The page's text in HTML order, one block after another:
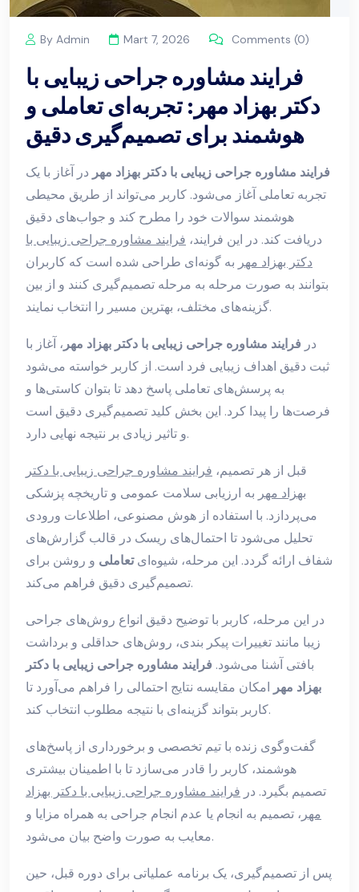
By Admin Mart 7, 2026 Comments (0)
فرایند مشاوره جراحی زیبایی با
دکتر بهزاد مهر: تجربه‌ای تعاملی و
هوشمند برای تصمیم‌گیری دقیق
فرایند مشاوره جراحی زیبایی با دکتر بهزاد مهر در آغاز با یک
تجربه تعاملی آغاز می‌شود. کاربر می‌تواند از طریق محیطی
هوشمند سوالات خود را مطرح کند و جواب‌های دقیق
دریافت کند. در این فرایند، فرایند مشاوره جراحی زیبایی با
دکتر بهزاد مهر به گونه‌ای طراحی شده است که کاربران
بتوانند به صورت مرحله به مرحله تصمیم‌گیری کنند و از بین
گزینه‌های مختلف، بهترین مسیر را انتخاب نمایند.
در فرایند مشاوره جراحی زیبایی با دکتر بهزاد مهر ، آغاز با
ثبت دقیق اهداف زیبایی فرد است. از کاربر خواسته می‌شود
به پرسش‌های تعاملی پاسخ دهد تا بتوان کاستی‌ها و
فرصت‌ها را پیدا کرد. این بخش کلید تصمیم‌گیری دقیق است
و تاثیر زیادی بر نتیجه نهایی دارد.
قبل از هر تصمیم، فرایند مشاوره جراحی زیبایی با دکتر
بهزاد مهر به ارزیابی سلامت عمومی و تاریخچه پزشکی
می‌پردازد. با استفاده از هوش مصنوعی، اطلاعات ورودی
تحلیل می‌شود تا احتمال‌های ریسک در قالب گزارش‌های
شفاف ارائه گردد. این مرحله، شیوه‌ایتعاملی و روشن برای
تصمیم‌گیری دقیق فراهم می‌کند.
در این مرحله، کاربر با توضیح دقیق انواع روش‌های جراحی
زیبا مانند تغییرات پیکر بندی، روش‌های حداقلی و برداشت
بافتی آشنا می‌شود. فرایند مشاوره جراحی زیبایی با دکتر
بهزاد مهر امکان مقایسه نتایج احتمالی را فراهم می‌آورد تا
کاربر بتواند گزینه‌ای با نتیجه مطلوب انتخاب کند.
گفت‌وگوی زنده با تیم تخصصی و برخورداری از پاسخ‌های
هوشمند، کاربر را قادر می‌سازد تا با اطمینان بیشتری
تصمیم بگیرد. در فرایند مشاوره جراحی زیبایی با دکتر بهزاد
مهر ، تصمیم به انجام یا عدم انجام جراحی به همراه مزایا و
معایب به صورت واضح بیان می‌شود.
پس از تصمیم‌گیری، یک برنامه عملیاتی برای دوره قبل، حین